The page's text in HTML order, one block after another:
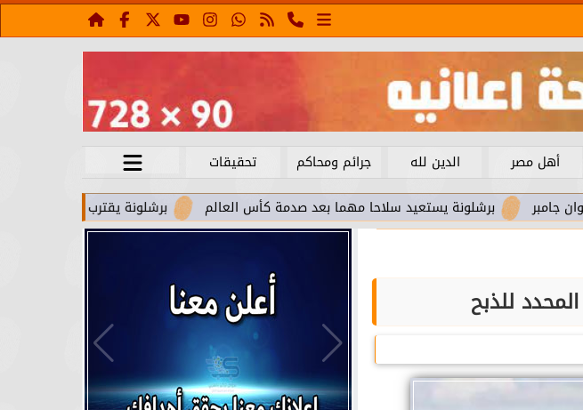
أهل مصر الدين لله جرائم ومحاكم
تحقيقات
برشلونة يقترب من استعادة جواو كانسيلو
يستعيد سلاحا مهما بعد صدمة كأس العالم
للذبح